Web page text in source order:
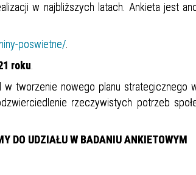
w najbliższych latach. Ankieta jest
poswietne/.
roku.
w tworzenie nowego planu
rzeczywistych potrzeb
DO UDZIAŁU W BADANIU ANKIETOWYM